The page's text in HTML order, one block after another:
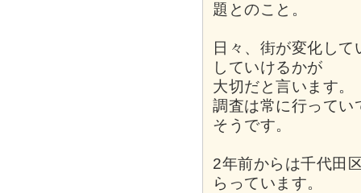
題とのこと。
日々、街が変化し
していけるかが
大切だと言います。
調査は常に行ってい
そうです。
2年前からは千代田
らっています。